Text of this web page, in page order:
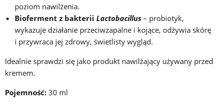
poziom nawilżenia.
Bioferment z bakterii Lactobacillus – probiotyk,
wykazuje działanie przeciwzapalne i kojące, odżywia skórę
i przywraca jej zdrowy, świetlisty wygląd.
Idealnie sprawdzi się jako produkt nawilżający używany przed
kremem.
Pojemność: 30 ml